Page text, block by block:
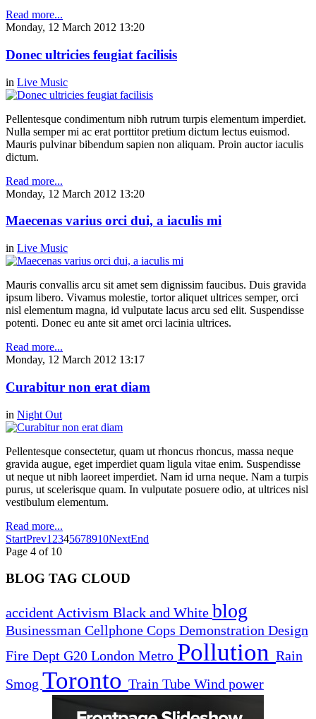
Read more...
Monday, 12 March 2012 13:20
Donec ultricies feugiat facilisis
in Live Music
Pellentesque condimentum nibh rutrum turpis elementum imperdiet.
Nulla semper mi ac erat porttitor pretium dictum lectus euismod.
Mauris pulvinar bibendum sapien non aliquam. Proin auctor iaculis
dictum.
Read more...
Monday, 12 March 2012 13:20
Maecenas varius orci dui, a iaculis mi
in Live Music
Mauris convallis arcu sit amet sem dignissim faucibus. Duis gravida
ipsum libero. Vivamus molestie, tortor aliquet ultrices semper, orci
nisl elementum magna, id vulputate lacus arcu sed elit. Suspendisse
potenti. Donec eu ante sit amet orci lacinia ultrices.
Read more...
Monday, 12 March 2012 13:17
Curabitur non erat diam
in Night Out
Pellentesque consectetur, quam ut rhoncus rhoncus, massa neque
gravida augue, eget imperdiet quam ligula vitae enim. Suspendisse
ut neque ut nibh laoreet imperdiet. Nam id urna neque. Nam a turpis
purus, ut scelerisque quam. In vulputate posuere odio, at ultrices nisl
vestibulum elementum.
Read more...
StartPrev1 2345678910NextEnd
Page 4 of 10
BLOG TAG CLOUD
accident Activism Black and White blog
Businessman Cellphone Cops Demonstration Design
Fire Dept G20 London Metro Pollution Rain
Smog Toronto Train Tube Wind power